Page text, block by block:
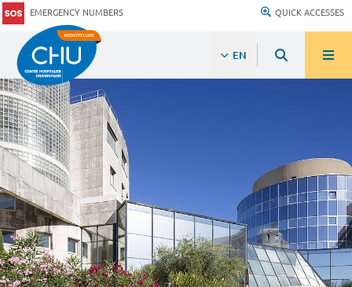
EMERGENCY NUMBERS QUICK ACCESSES
EN